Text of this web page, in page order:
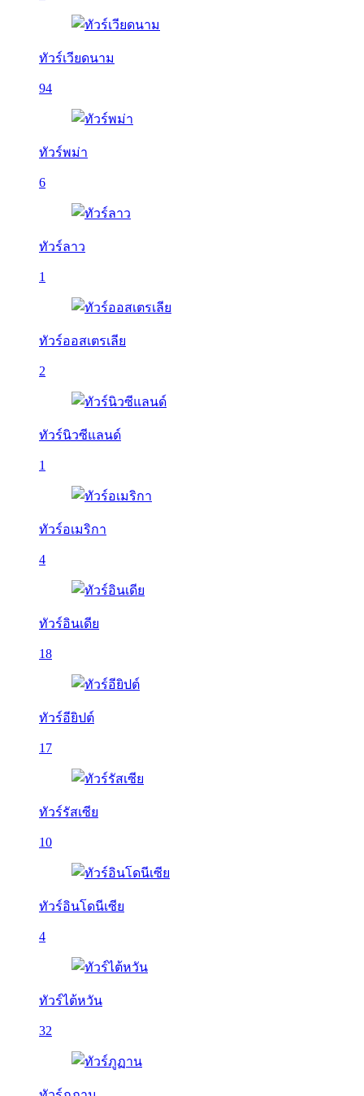
ทัวร์เวียดนาม
94
ทัวร์พม่า
6
ทัวร์ลาว
1
ทัวร์ออสเตรเลีย
2
ทัวร์นิวซีแลนด์
1
ทัวร์อเมริกา
4
ทัวร์อินเดีย
18
ทัวร์อียิปต์
17
ทัวร์รัสเซีย
10
ทัวร์อินโดนีเซีย
4
ทัวร์ไต้หวัน
32